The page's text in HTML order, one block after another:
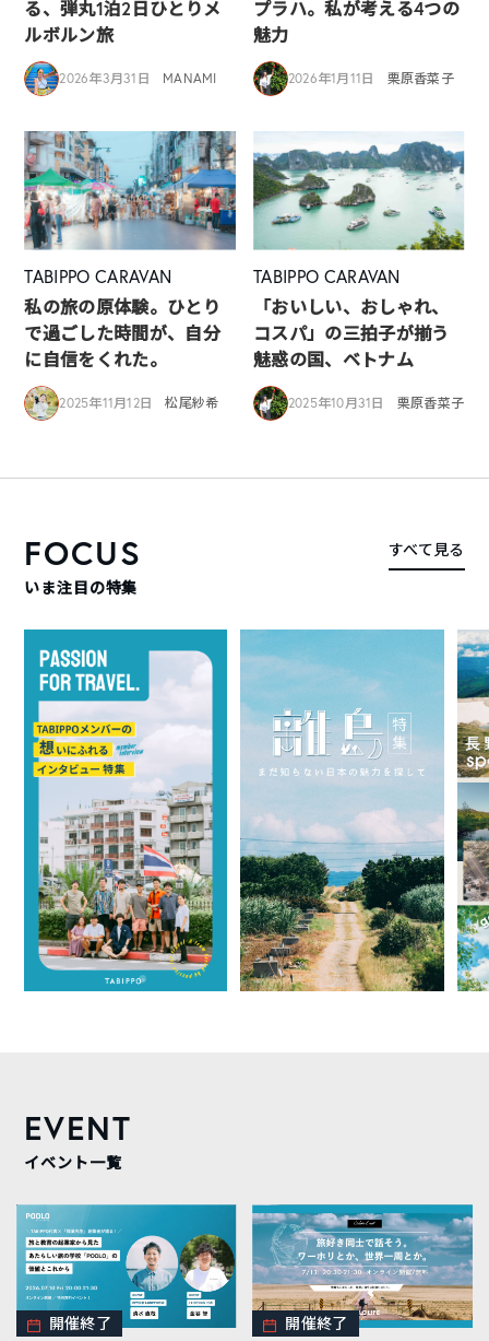
る、弾丸1泊2日ひとりメ
ルボルン旅
2026年3月31日 MANAMI
プラハ。私が考える4つの
魅力
2026年1月11日 栗原香菜子
TABIPPO CARAVAN
私の旅の原体験。ひとり
で過ごした時間が、自分
に自信をくれた。
2025年11月12日 松尾紗希
TABIPPO CARAVAN
「おいしい、おしゃれ、
コスパ」の三拍子が揃う
魅惑の国、ベトナム
2025年10月31日 栗原香菜子
FOCUS
いま注目の特集
すべて見る
EVENT
イベント一覧
開催終了 開催終了